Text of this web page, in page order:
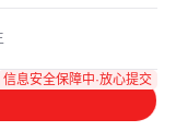
信息安全保障中·放心提交